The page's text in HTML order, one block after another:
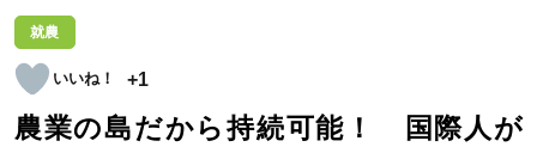
就農
+1
農業の島だから持続可能！ 国際人が